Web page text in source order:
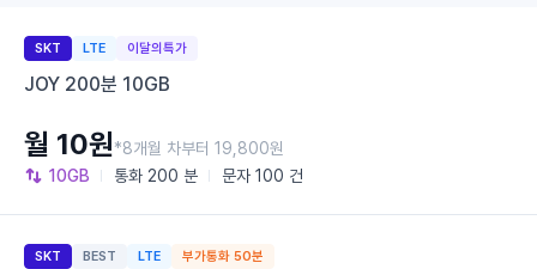
SKT LTE 이달의특가
JOY 200분 10GB
10GB 통화 200 분 문자 100 건
월 10원*8개월 차부터 19,800원
SKT BEST LTE 부가통화 50분